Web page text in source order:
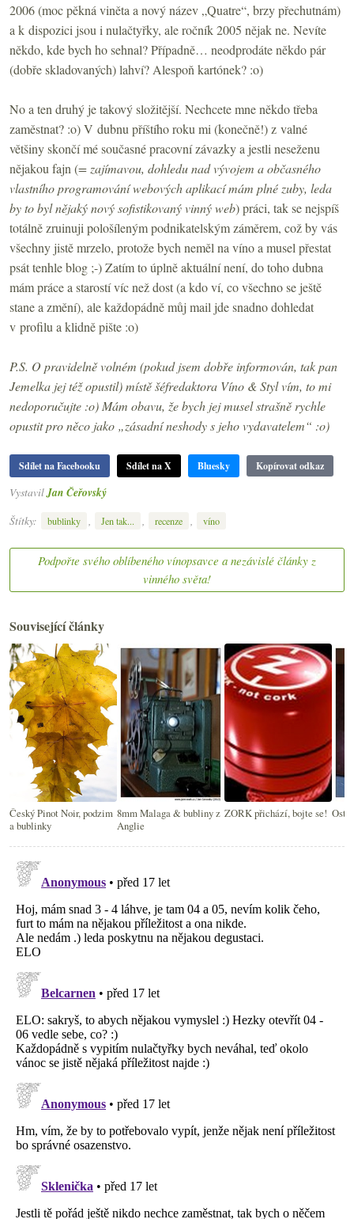
2006 (moc pěkná viněta a nový název „Quatre“, brzy přechutnám)
a k dispozici jsou i nulačtyřky, ale ročník 2005 nějak ne. Nevíte
někdo, kde bych ho sehnal? Případně… neodprodáte někdo pár
(dobře skladovaných) lahví? Alespoň kartónek? :o)
No a ten druhý je takový složitější. Nechcete mne někdo třeba
zaměstnat? :o) V dubnu příštího roku mi (konečně!) z valné
většiny skončí mé současné pracovní závazky a jestli neseženu
nějakou fajn (= zajímavou, dohledu nad vývojem a občasného
vlastního programování webových aplikací mám plné zuby, leda
by to byl nějaký nový sofistikovaný vinný web) práci, tak se nejspíš
totálně zruinuji pološíleným podnikatelským záměrem, což by vás
všechny jistě mrzelo, protože bych neměl na víno a musel přestat
psát tenhle blog ;-) Zatím to úplně aktuální není, do toho dubna
mám práce a starostí víc než dost (a kdo ví, co všechno se ještě
stane a změní), ale každopádně můj mail jde snadno dohledat
v profilu a klidně pište :o)
P.S. O pravidelně volném (pokud jsem dobře informován, tak pan
Jemelka jej též opustil) místě šéfredaktora Víno & Styl vím, to mi
nedoporučujte :o) Mám obavu, že bych jej musel strašně rychle
opustit pro něco jako „zásadní neshody s jeho vydavatelem“ :o)
Sdílet na Facebooku Sdílet na X Bluesky Kopírovat odkaz
Vystavil Jan Čeřovský
Štítky:
bublinky , Jen tak... , recenze , víno
Podpořte svého oblíbeného vínopsavce a nezávislé články z
vinného světa!
Související články
Český Pinot Noir, podzim
a bublinky
8mm Malaga & bubliny z
Anglie
ZORK přichází, bojte se!